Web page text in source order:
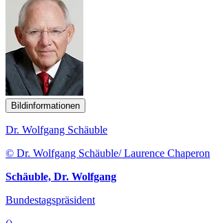
Bildinformationen
Dr. Wolfgang Schäuble
© Dr. Wolfgang Schäuble/ Laurence Chaperon
Schäuble, Dr. Wolfgang
Bundestagspräsident